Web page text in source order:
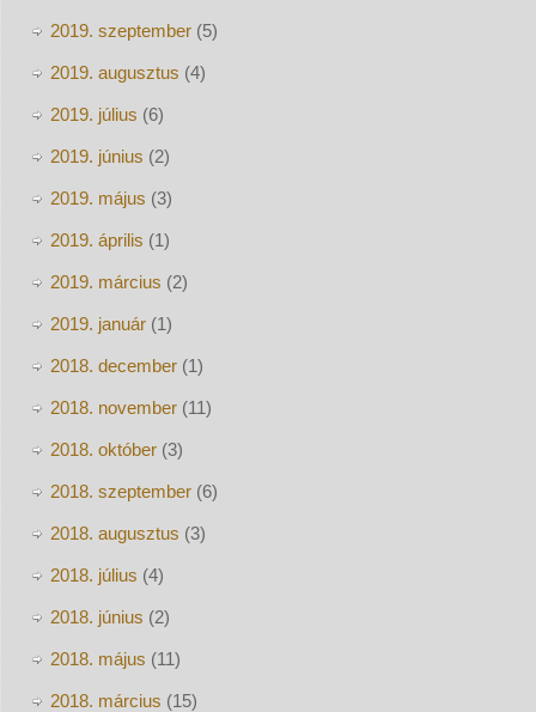
2019. szeptember(5)
2019. augusztus (4)
2019. július (6)
2019. június (2)
2019. május (3)
2019. április (1)
2019. március (2)
2019. január(1)
2018. december(1)
2018. november(11)
2018. október(3)
2018. szeptember(6)
2018. augusztus (3)
2018. július (4)
2018. június (2)
2018. május (11)
2018. március (15)